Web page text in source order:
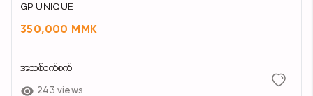
GP UNIQUE
350,000 MMK
အသစ်စက်စက်
243 views